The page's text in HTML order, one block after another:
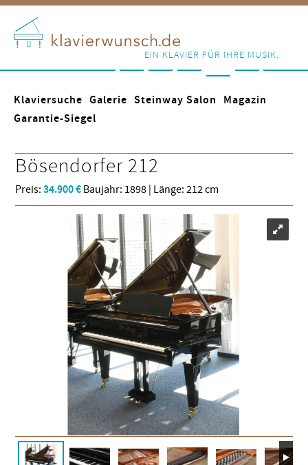
EIN KLAVIER FÜR IHRE MUSIK.
Klaviersuche Galerie Steinway Salon
Magazin
Garantie-Siegel
Bösendorfer 212
Preis:34.900 € Baujahr: 1898 | Länge: 212 cm